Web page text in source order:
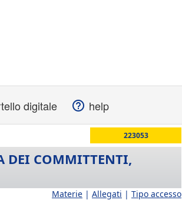
digitale help
223053
DEI COMMITTENTI,
Materie | Allegati | Tipo accesso